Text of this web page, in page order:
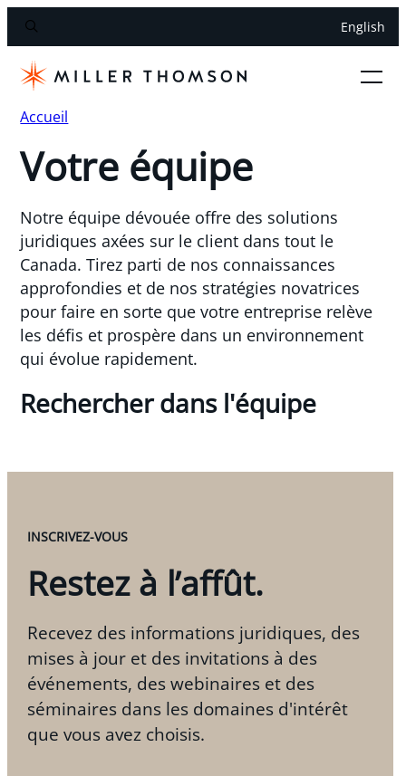
English
Accueil
Votre équipe
Notre équipe dévouée offre des solutions
juridiques axées sur le client dans tout le
Canada. Tirez parti de nos connaissances
approfondies et de nos stratégies novatrices
pour faire en sorte que votre entreprise relève
les défis et prospère dans un environnement
qui évolue rapidement.
Rechercher dans l'équipe
INSCRIVEZ-VOUS
Restez à l’affût.
Recevez des informations juridiques, des
mises à jour et des invitations à des
événements, des webinaires et des
séminaires dans les domaines d'intérêt
que vous avez choisis.